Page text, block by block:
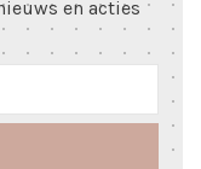
en acties